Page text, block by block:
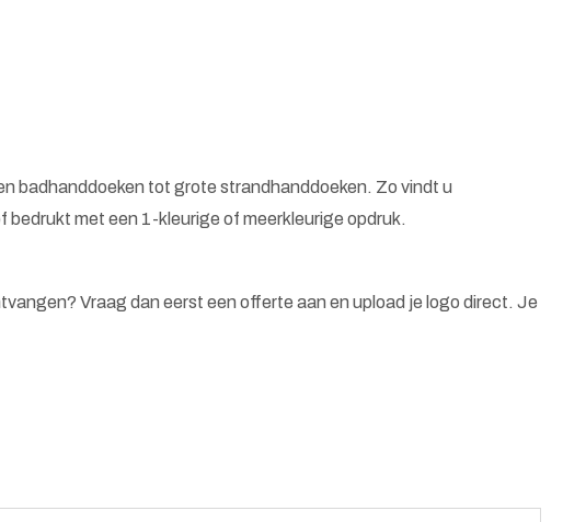
badhanddoeken tot grote strandhanddoeken. Zo vindt u
met een 1-kleurige of meerkleurige opdruk.
Vraag dan eerst een offerte aan en upload je logo direct. Je